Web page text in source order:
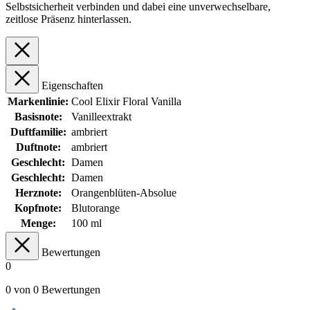
Selbstsicherheit verbinden und dabei eine unverwechselbare,
zeitlose Präsenz hinterlassen.
Eigenschaften
Markenlinie: Cool Elixir Floral Vanilla
Basisnote:
Vanilleextrakt
Duftfamilie: ambriert
Duftnote:
ambriert
Geschlecht: Damen
Geschlecht: Damen
Herznote:
Orangenblüten-Absolue
Kopfnote:
Blutorange
Menge:
100 ml
Bewertungen
0
0 von 0 Bewertungen